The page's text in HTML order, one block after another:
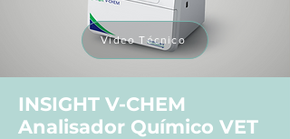
Vídeo Técnico
INSIGHT V-CHEM
Analisador Químico VET